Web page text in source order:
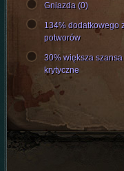
Gniazda (0)
134% dodatkowego
potworów
30% większa
krytyczne